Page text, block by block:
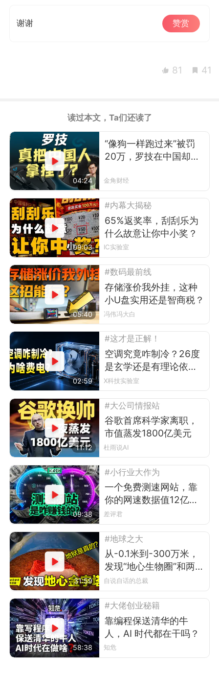
谢谢 赞赏
81 41
读过本文，Ta们还读了
04:24
“像狗一样跑过来”被罚
20万，罗技在中国却卖
金角财经
09:03
#内幕大揭秘
65%返奖率，刮刮乐为
什么故意让你中小奖？
IC实验室
05:40
#数码最前线
存储涨价我外挂，这种
小U盘实用还是智商税？
冯伟冯大白
02:59
#这才是正解！
空调究竟咋制冷？26度
是玄学还是有理论依
据？
X科技实验室
11:12
#大公司情报站
谷歌首席科学家离职，
市值蒸发1800亿美元
杜雨说AI
09:38
#小行业大作为
一个免费测速网站，靠
你的网速数据值12亿美
元？
差评君
31:59
#地球之大
从-0.1米到-300万米，
发现“地心生物圈”和两
座“地心金字塔”
自说自话的总裁
58:38
#大佬创业秘籍
靠编程保送清华的牛
人，AI 时代都在干吗？
知危